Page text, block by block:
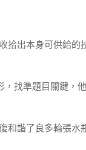
拾出本身可供給的
找準題目關鍵，
和諧了良多輪張水